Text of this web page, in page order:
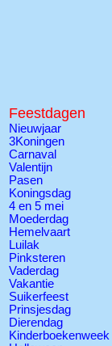
Feestdagen
Nieuwjaar
3Koningen
Carnaval
Valentijn
Pasen
Koningsdag
4 en 5 mei
Moederdag
Hemelvaart
Luilak
Pinksteren
Vaderdag
Vakantie
Suikerfeest
Prinsjesdag
Dierendag
Kinderboekenweek